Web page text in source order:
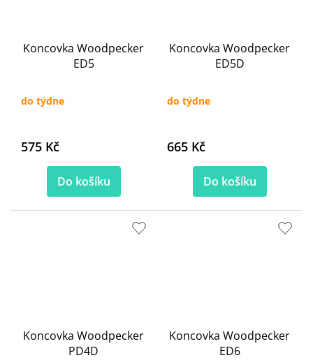
Koncovka Woodpecker
ED5
do týdne
575 Kč
Do košíku
Koncovka Woodpecker
ED5D
do týdne
665 Kč
Do košíku
Koncovka Woodpecker
PD4D
Koncovka Woodpecker
ED6